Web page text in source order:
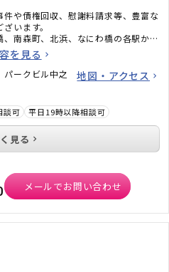
や債権回収、慰謝料請求等、豊富な
います。
南森町、北浜、なにわ橋の各駅から
しやすい場所にございます。
を見る
ークビル中之
地図・アクセス
談可 平日19時以降相談可
見る
メールでお問い合わせ